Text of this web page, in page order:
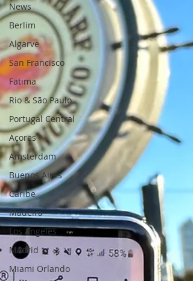
News
Berlim
Algarve
San Francisco
Fatima
Rio & São Paulo
Portugal Central
Açores
Amsterdam
Buenos Aires
Caribe
Madeira
Los Angeles
Madrid
Miami Orlando